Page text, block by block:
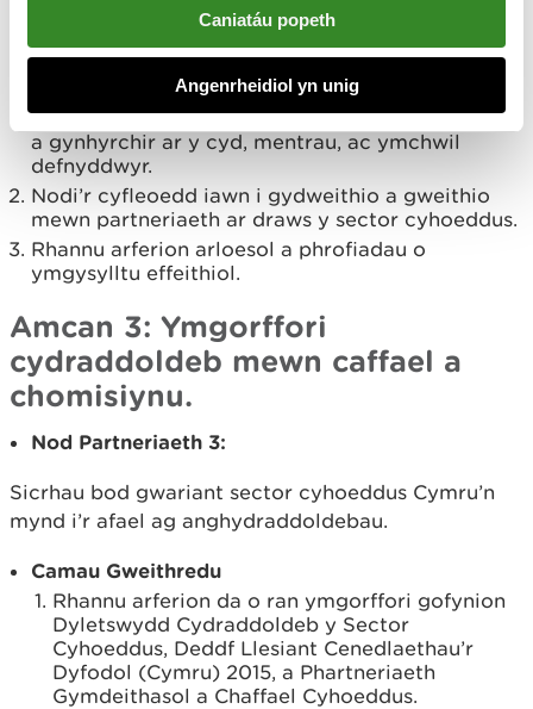
Caniatáu popeth
Angenrheidiol yn unig
Camau Gweithredu
ddatblygu gwasanaethau sy’n diwallu anghenion
cymunedau amrywiol, er enghraifft drwy bolisïau
a gynhyrchir ar y cyd, mentrau, ac ymchwil
defnyddwyr.
Nodi’r cyfleoedd iawn i gydweithio a gweithio
mewn partneriaeth ar draws y sector cyhoeddus.
Rhannu arferion arloesol a phrofiadau o
ymgysylltu effeithiol.
Amcan 3: Ymgorffori
cydraddoldeb mewn caffael a
chomisiynu.
Nod Partneriaeth 3:
Sicrhau bod gwariant sector cyhoeddus Cymru’n
mynd i’r afael ag anghydraddoldebau.
Camau Gweithredu
Rhannu arferion da o ran ymgorffori gofynion
Dyletswydd Cydraddoldeb y Sector
Cyhoeddus, Deddf Llesiant Cenedlaethau’r
Dyfodol (Cymru) 2015, a Phartneriaeth
Gymdeithasol a Chaffael Cyhoeddus.